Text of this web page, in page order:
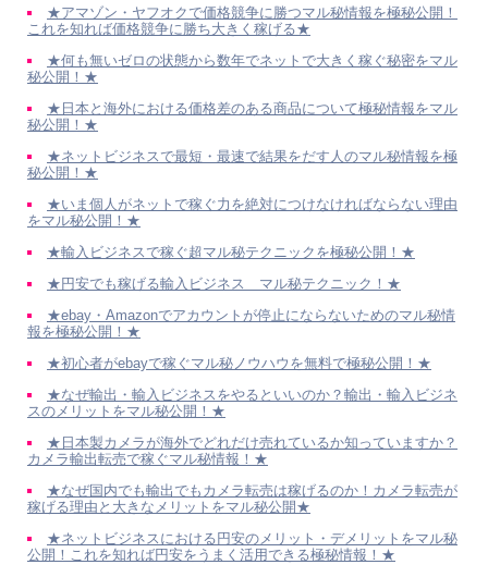
★アマゾン・ヤフオクで価格競争に勝つマル秘情報を極秘公開！
これを知れば価格競争に勝ち大きく稼げる★
★何も無いゼロの状態から数年でネットで大きく稼ぐ秘密をマル
秘公開！★
★日本と海外における価格差のある商品について極秘情報をマル
秘公開！★
★ネットビジネスで最短・最速で結果をだす人のマル秘情報を極
秘公開！★
★いま個人がネットで稼ぐ力を絶対につけなければならない理由
をマル秘公開！★
★輸入ビジネスで稼ぐ超マル秘テクニックを極秘公開！★
★円安でも稼げる輸入ビジネス マル秘テクニック！★
★ebay・Amazonでアカウントが停止にならないためのマル秘情
報を極秘公開！★
★初心者がebayで稼ぐマル秘ノウハウを無料で極秘公開！★
★なぜ輸出・輸入ビジネスをやるといいのか？輸出・輸入ビジネ
スのメリットをマル秘公開！★
★日本製カメラが海外でどれだけ売れているか知っていますか？
カメラ輸出転売で稼ぐマル秘情報！★
★なぜ国内でも輸出でもカメラ転売は稼げるのか！カメラ転売が
稼げる理由と大きなメリットをマル秘公開★
★ネットビジネスにおける円安のメリット・デメリットをマル秘
公開！これを知れば円安をうまく活用できる極秘情報！★